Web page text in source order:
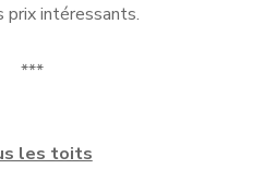
prix intéressants.
***
les toits